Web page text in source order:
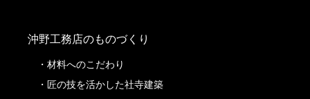
沖野工務店のものづくり
材料へのこだわり
匠の技を活かした社寺建築